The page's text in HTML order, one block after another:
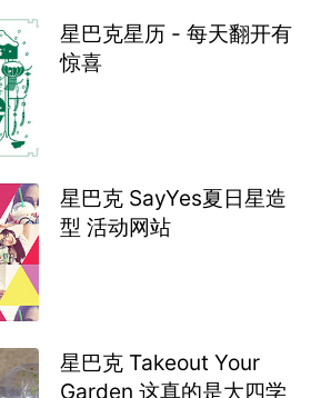
星巴克星历 - 每天翻开有
惊喜
星巴克 SayYes夏日星造
型 活动网站
星巴克 Takeout Your
Garden 这真的是大四学